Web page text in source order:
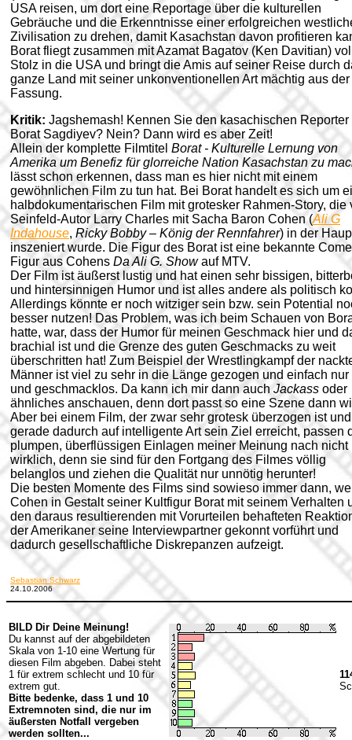
USA reisen, um dort eine Reportage über die kulturellen
Gebräuche und die Erkenntnisse einer erfolgreichen
Zivilisation zu drehen, damit Kasachstan davon profitieren
Borat fliegt zusammen mit Azamat Bagatov (Ken Davitian)
Stolz in die USA und bringt die Amis auf seiner Reise durch
ganze Land mit seiner unkonventionellen Art mächtig aus der
Fassung.
Kritik: Jagshemash! Kennen Sie den kasachischen Reporter
Borat Sagdiyev? Nein? Dann wird es aber Zeit!
Allein der komplette Filmtitel Borat - Kulturelle Lernung von
Amerika um Benefiz für glorreiche Nation Kasachstan zu
lässt schon erkennen, dass man es hier nicht mit einem
gewöhnlichen Film zu tun hat. Bei Borat handelt es sich um
halbdokumentarischen Film mit grotesker Rahmen-Story, die
Seinfeld-Autor Larry Charles mit Sacha Baron Cohen (Ali G
Indahouse, Ricky Bobby – König der Rennfahrer) in der
inszeniert wurde. Die Figur des Borat ist eine bekannte
Figur aus Cohens Da Ali G. Showauf MTV.
Der Film ist äußerst lustig und hat einen sehr bissigen,
und hintersinnigen Humor und ist alles andere als politisch
Allerdings könnte er noch witziger sein bzw. sein Potential
besser nutzen! Das Problem, was ich beim Schauen von
hatte, war, dass der Humor für meinen Geschmack hier und
brachial ist und die Grenze des guten Geschmacks zu weit
überschritten hat! Zum Beispiel der Wrestlingkampf der
Männer ist viel zu sehr in die Länge gezogen und einfach nur
und geschmacklos. Da kann ich mir dann auch Jackass oder
ähnliches anschauen, denn dort passt so eine Szene dann
Aber bei einem Film, der zwar sehr grotesk überzogen ist und
gerade dadurch auf intelligente Art sein Ziel erreicht, passen
plumpen, überflüssigen Einlagen meiner Meinung nach nicht
wirklich, denn sie sind für den Fortgang des Filmes völlig
belanglos und ziehen die Qualität nur unnötig herunter!
Die besten Momente des Films sind sowieso immer dann,
Cohen in Gestalt seiner Kultfigur Borat mit seinem Verhalten
den daraus resultierenden mit Vorurteilen behafteten
der Amerikaner seine Interviewpartner gekonnt vorführt und
dadurch gesellschaftliche Diskrepanzen aufzeigt.
Sebastian Schwarz
24.10.2006
BILD Dir Deine Meinung!
Du kannst auf der abgebildeten
Skala von 1-10 eine Wertung für
diesen Film abgeben. Dabei steht
1 für extrem schlecht und 10 für
extrem gut.
Bitte bedenke, dass 1 und 10
Extremnoten sind, die nur im
äußersten Notfall vergeben
werden sollten...